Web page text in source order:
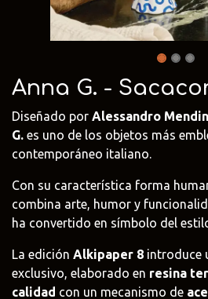
Anna G. -
Diseñado por Alessandro
G. es uno de los objetos más
contemporáneo italiano.
Con su característica forma
combina arte, humor y
ha convertido en símbolo del
La edición Alkipaper 8 introduce
exclusivo, elaborado en resina
calidad con un mecanismo de
@fima.uruguay